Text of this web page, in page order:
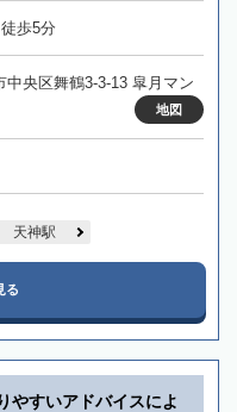
歩5分
中央区舞鶴3-3-13 皐月マン
地図
天神駅
る
やすいアドバイスによ